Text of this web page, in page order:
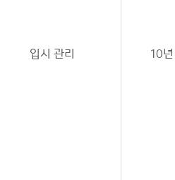
입시 관리 10년